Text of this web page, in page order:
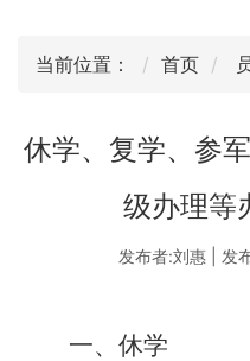
当前位置： 首页
休学、复学、参
级办理等
发布者:刘惠 | 发
一、休学